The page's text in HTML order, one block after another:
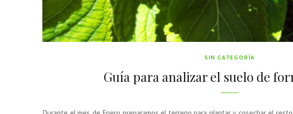
SIN CATEGORÍA
Guía para analizar el suelo de